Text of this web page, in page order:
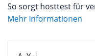
So sorgt hosttest für
Mehr Informationen